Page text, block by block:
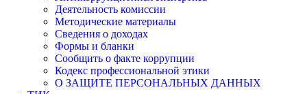
Деятельность комиссии
Методические материалы
Сведения о доходах
Формы и бланки
Сообщить о факте коррупции
Кодекс профессиональной этики
О ЗАЩИТЕ ПЕРСОНАЛЬНЫХ ДАННЫХ